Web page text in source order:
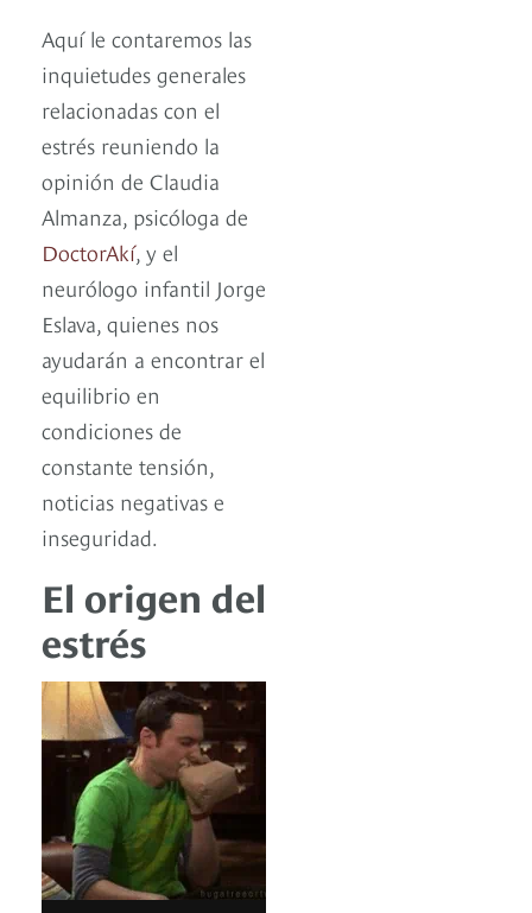
Aquí le contaremos las
inquietudes generales
relacionadas con el
estrés reuniendo la
opinión de Claudia
Almanza, psicóloga de
DoctorAkí, y el
neurólogo infantil Jorge
Eslava, quienes nos
ayudarán a encontrar el
equilibrio en
condiciones de
constante tensión,
noticias negativas e
inseguridad.
El origen del
estrés